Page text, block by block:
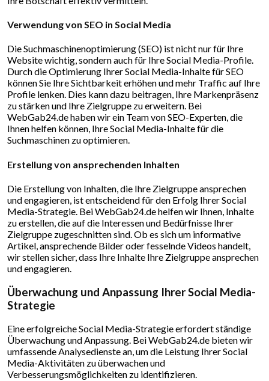
Verwendung von SEO in Social Media
Die Suchmaschinenoptimierung (SEO) ist nicht nur für Ihre
Website wichtig, sondern auch für Ihre Social Media-Profile.
Durch die Optimierung Ihrer Social Media-Inhalte für SEO
können Sie Ihre Sichtbarkeit erhöhen und mehr Traffic auf Ihre
Profile lenken. Dies kann dazu beitragen, Ihre Markenpräsenz
zu stärken und Ihre Zielgruppe zu erweitern. Bei
WebGab24.de haben wir ein Team von SEO-Experten, die
Ihnen helfen können, Ihre Social Media-Inhalte für die
Suchmaschinen zu optimieren.
Erstellung von ansprechenden Inhalten
Die Erstellung von Inhalten, die Ihre Zielgruppe ansprechen
und engagieren, ist entscheidend für den Erfolg Ihrer Social
Media-Strategie. Bei WebGab24.de helfen wir Ihnen, Inhalte
zu erstellen, die auf die Interessen und Bedürfnisse Ihrer
Zielgruppe zugeschnitten sind. Ob es sich um informative
Artikel, ansprechende Bilder oder fesselnde Videos handelt,
wir stellen sicher, dass Ihre Inhalte Ihre Zielgruppe ansprechen
und engagieren.
Überwachung und Anpassung Ihrer Social Media-
Strategie
Eine erfolgreiche Social Media-Strategie erfordert ständige
Überwachung und Anpassung. Bei WebGab24.de bieten wir
umfassende Analysedienste an, um die Leistung Ihrer Social
Media-Aktivitäten zu überwachen und
Verbesserungsmöglichkeiten zu identifizieren.